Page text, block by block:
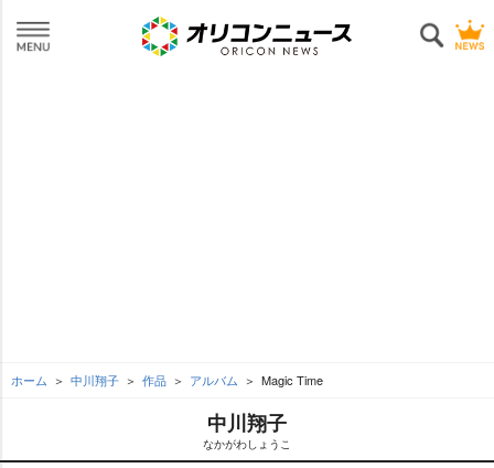
ホーム 中川翔子 作品 アルバム Magic Time
中川翔子
なかがわしょうこ